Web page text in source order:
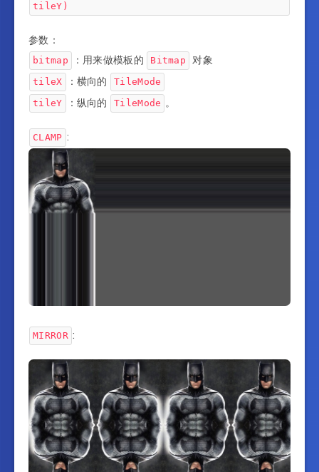
tileY)
参数：
bitmap ：用来做模板的 Bitmap 对象
tileX ：横向的
TileMode
tileY
：纵向的 TileMode 。
CLAMP :
MIRROR :